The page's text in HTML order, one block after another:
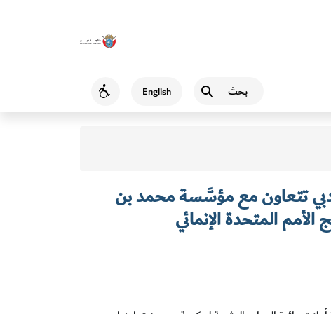
English
Accessibility
دبي تتعاون مع مؤسَّسة محمد بن
المتحدة الإنمائي